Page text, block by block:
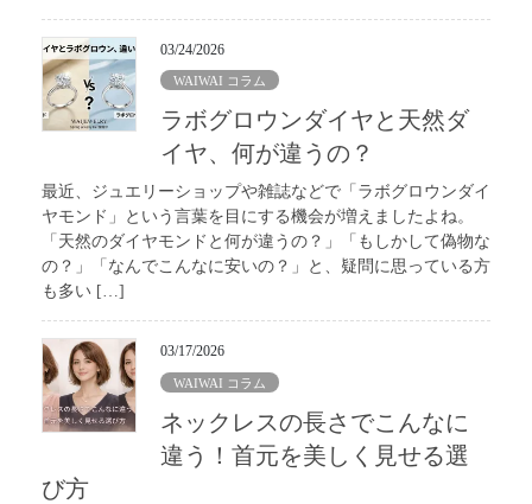
03/24/2026
WAIWAI コラム
ラボグロウンダイヤと天然ダ
イヤ、何が違うの？
最近、ジュエリーショップや雑誌などで「ラボグロウンダイ
ヤモンド」という言葉を目にする機会が増えましたよね。
「天然のダイヤモンドと何が違うの？」「もしかして偽物な
の？」「なんでこんなに安いの？」と、疑問に思っている方
も多い […]
03/17/2026
WAIWAI コラム
ネックレスの長さでこんなに
違う！首元を美しく見せる選
び方